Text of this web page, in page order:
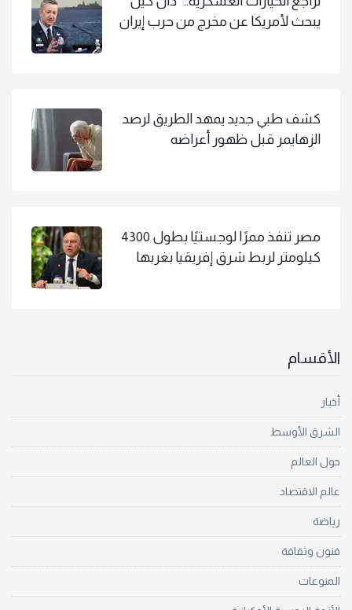
يبحث لأمريكا عن مخرج من حرب إيران
كشف طبي جديد يمهد الطريق لرصد
الزهايمر قبل ظهور أعراضه
مصر تنفذ ممرًا لوجستيًا بطول 4300
كيلومتر لربط شرق إفريقيا بغربها
الأقسام
أخبار
الشرق الأوسط
حول العالم
عالم الاقتصاد
رياضة
فنون وثقافة
المنوعات